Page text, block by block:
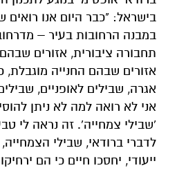
בישראל: "כבר היום אנו רואים
במבנה הרחובות בעיר –
תחבורה ציבורית, אזורים
אזורים שבהם החנייה מוגבלת,
אגרה, שבילים לאופניים,
אני לא רואה למה לא ניתן
'שבילי צמחייה'. זה נראה לי
לדברי ברודאי, שבילי הצמחייה,
ייעודי, יחסכו חיים כי הם